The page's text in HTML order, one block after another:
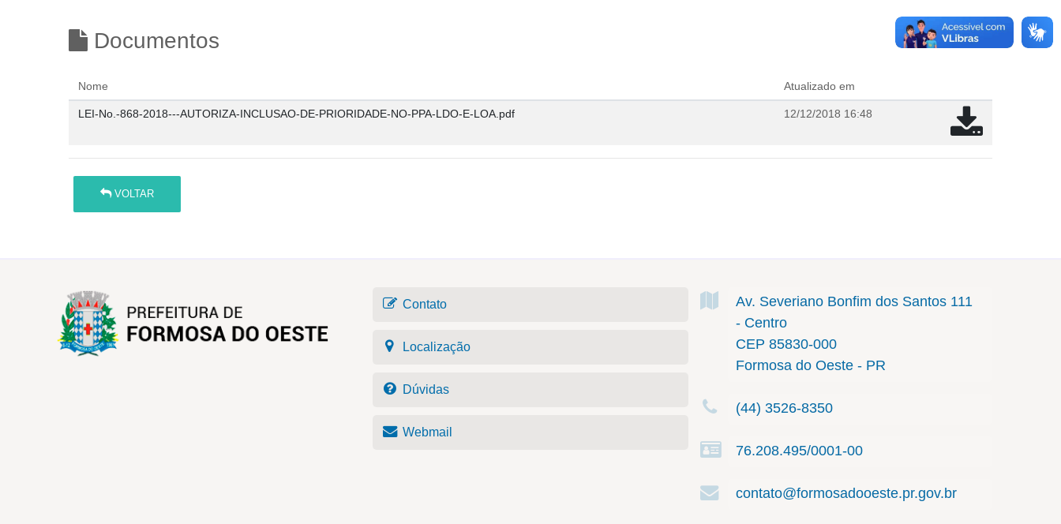
Documentos
Nome Atualizado em
LEI-No.-868-2018---AUTORIZA-INCLUSAO-DE-PRIORIDADE-NO-PPA-LDO-E-LOA.pdf 12/12/2018 16:48
VOLTAR
Contato
Localização
Dúvidas
Webmail
Av. Severiano Bonfim dos Santos 111
- Centro
CEP 85830-000
Formosa do Oeste - PR
(44) 3526-8350
76.208.495/0001-00
contato@formosadooeste.pr.gov.br